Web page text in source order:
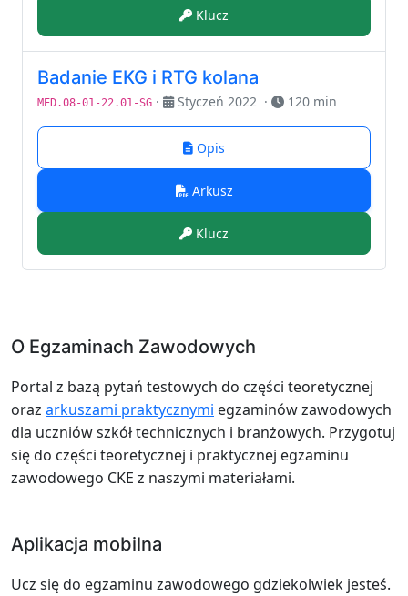
Klucz
Badanie EKG i RTG kolana
MED.08-01-22.01-SG · Styczeń 2022 · 120 min
Opis
Arkusz
Klucz
O Egzaminach Zawodowych
Portal z bazą pytań testowych do części teoretycznej
oraz arkuszami praktycznymi egzaminów zawodowych
dla uczniów szkół technicznych i branżowych. Przygotuj
się do części teoretycznej i praktycznej egzaminu
zawodowego CKE z naszymi materiałami.
Aplikacja mobilna
Ucz się do egzaminu zawodowego gdziekolwiek jesteś.